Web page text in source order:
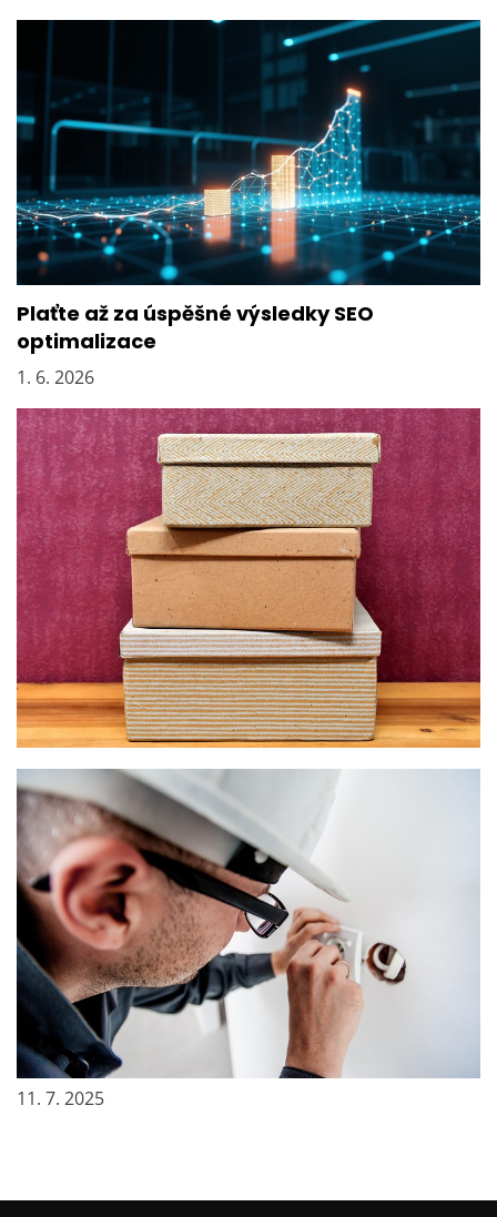
p
o
ř
s
p
ě
v
e
k
Plaťte až za úspěšné výsledky SEO
optimalizace
1. 6. 2026
Stěhování do vyšších pater bez výtahu
6. 9. 2025
Práce na starém domě.
11. 7. 2025